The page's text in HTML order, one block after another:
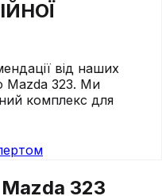
від наших
Mazda 323. Ми
комплекс для
Mazda 323